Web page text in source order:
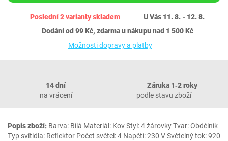
Poslední 2 varianty skladem
U Vás 11. 8. - 12. 8.
Dodání od 99 Kč, zdarma u nákupu nad 1 500 Kč
Možnosti dopravy a platby
14 dní
na vrácení
Záruka 1‐2 roky
podle stavu zboží
Popis zboží: Barva: Bílá Materiál: Kov Styl: 4 žárovky Tvar: Obdélník
Typ svítidla: Reflektor Počet světel: 4 Napětí: 230 V Světelný tok: 920